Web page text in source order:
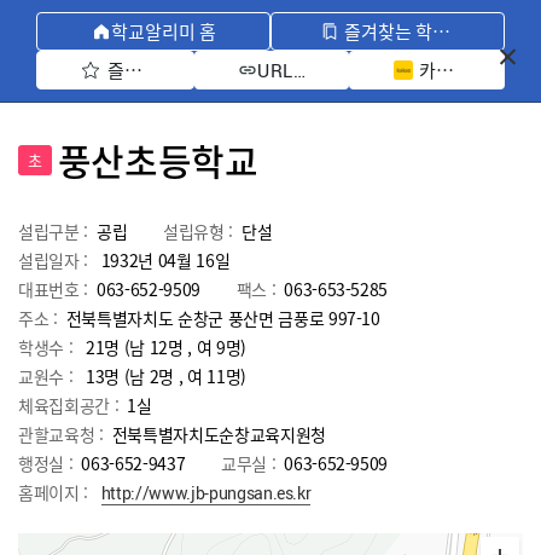
학교알리미 홈
즐겨찾는 학교 모아보기
즐겨찾기 선택
URL 복사 카카오톡 공유
초 풍산초등학교
설립구분 : 공립 설립유형 : 단설
설립일자 :
1932년 04월 16일
대표번호 : 063-652-9509 팩스 : 063-653-5285
주소 : 전북특별자치도 순창군 풍산면 금풍로 997-10
학생수 : 21명 (남 12명 , 여 9명)
교원수 : 13명 (남 2명 , 여 11명)
체육집회공간 : 1실
관할교육청 : 전북특별자치도순창교육지원청
행정실 : 063-652-9437 교무실 : 063-652-9509
홈페이지 :
http://www.jb-pungsan.es.kr